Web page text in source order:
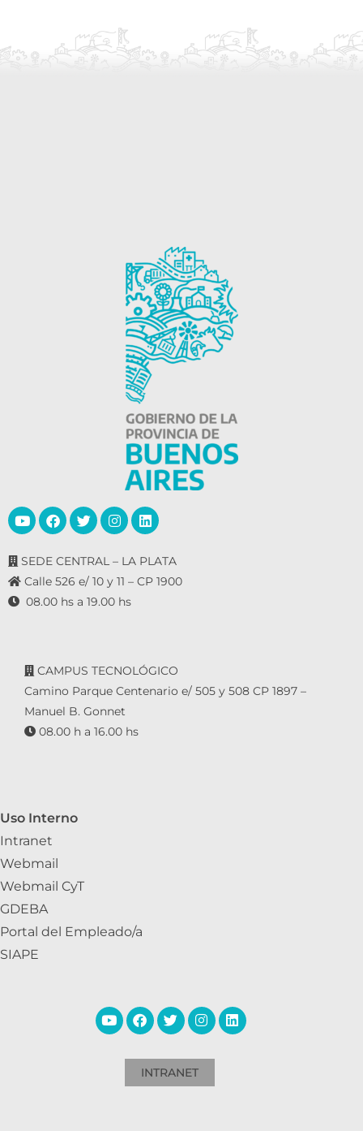
SEDE CENTRAL – LA PLATA
Calle 526 e/ 10 y 11 – CP 1900
08.00 hs a 19.00 hs
CAMPUS TECNOLÓGICO
Camino Parque Centenario e/ 505 y 508 CP 1897 –
Manuel B. Gonnet
08.00 h a 16.00 hs
Uso Interno
Intranet
Webmail
Webmail CyT
GDEBA
Portal del Empleado/a
SIAPE
INTRANET